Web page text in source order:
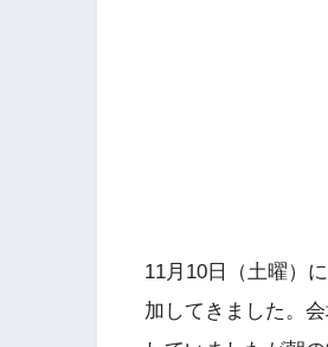
11月10日（土曜）
加してきました。